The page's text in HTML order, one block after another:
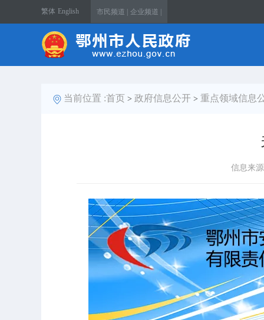
繁体 English 市民频道 | 企业频道 |
当前位置 :首页 > 政府信息公开 > 重点领域信息
信息来